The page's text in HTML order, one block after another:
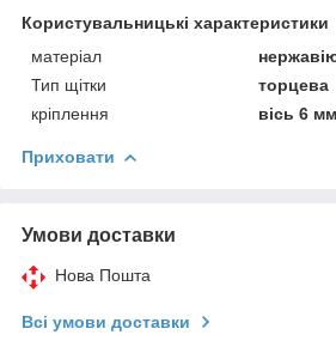
Користувальницькі характеристики
матеріал
Тип щітки
торцева
кріплення
вісь 6 мм
Приховати
Умови доставки
Нова Пошта
Всі умови доставки